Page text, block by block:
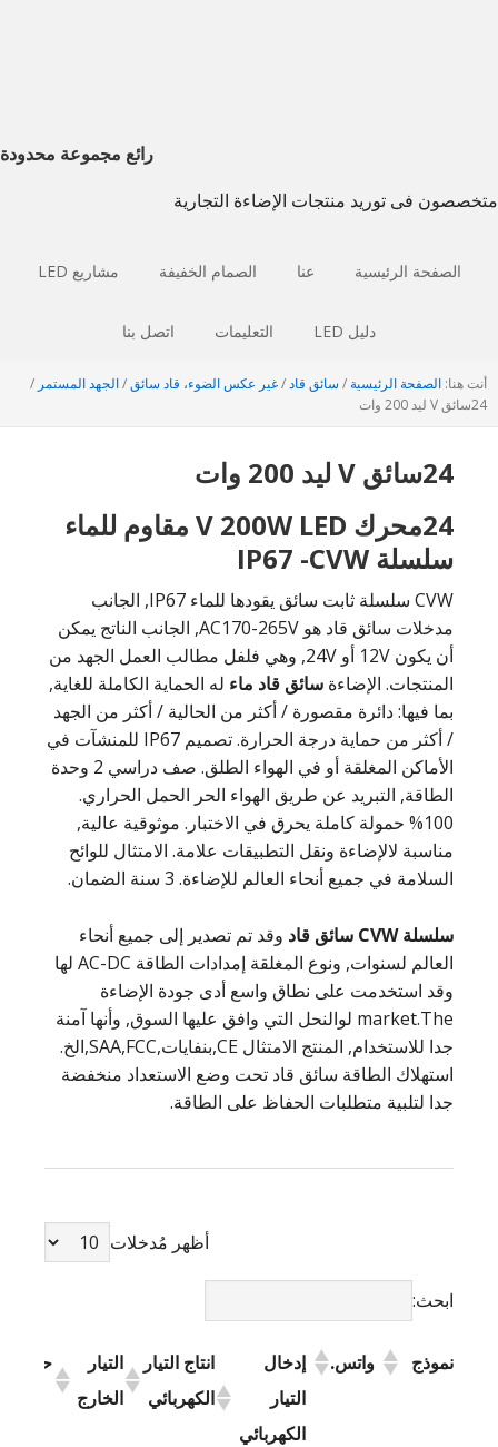
رائع مجموعة محدودة
متخصصون فى توريد منتجات الإضاءة التجارية
الصفحة الرئيسية عنا الصمام الخفيفة مشاريع LED
دليل LED التعليمات اتصل بنا
أنت هنا: الصفحة الرئيسية/ سائق قاد/غير عكس الضوء، قاد سائق/الجهد المستمر /
24سائق V ليد 200 وات
24سائق V ليد 200 وات
24محرك V 200W LED مقاوم للماء
سلسلة IP67 -CVW
CVW سلسلة ثابت سائق يقودها للماء IP67, الجانب
مدخلات سائق قاد هو AC170-265V, الجانب الناتج يمكن
أن يكون 12V أو 24V, وهي فلفل مطالب العمل الجهد من
المنتجات. الإضاءة سائق قاد ماء له الحماية الكاملة للغاية,
بما فيها: دائرة مقصورة / أكثر من الحالية / أكثر من الجهد
/ أكثر من حماية درجة الحرارة. تصميم IP67 للمنشآت في
الأماكن المغلقة أو في الهواء الطلق. صف دراسي 2 وحدة
الطاقة, التبريد عن طريق الهواء الحر الحمل الحراري.
100% حمولة كاملة يحرق في الاختبار. موثوقية عالية,
مناسبة لالإضاءة ونقل التطبيقات علامة. الامتثال للوائح
السلامة في جميع أنحاء العالم للإضاءة. 3 سنة الضمان.
سلسلة CVW سائق قاد وقد تم تصدير إلى جميع أنحاء
العالم لسنوات, ونوع المغلقة إمدادات الطاقة AC-DC لها
وقد استخدمت على نطاق واسع أدى جودة الإضاءة
market.The لوالنحل التي وافق عليها السوق, وأنها آمنة
جدا للاستخدام, المنتج الامتثال CE,بنفايات,SAA,FCC,الخ.
استهلاك الطاقة سائق قاد تحت وضع الاستعداد منخفضة
جدا لتلبية متطلبات الحفاظ على الطاقة.
أظهر مُدخلات
ابحث:
نموذج واتس.
إدخال
التيار
الكهربائي
انتاج التيار
الكهربائي
التيار
الخارج